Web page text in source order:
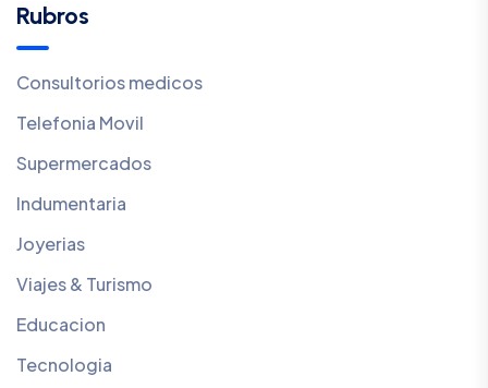
Rubros
Consultorios medicos
Telefonia Movil
Supermercados
Indumentaria
Joyerias
Viajes & Turismo
Educacion
Tecnologia